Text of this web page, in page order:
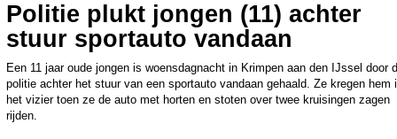
Japans bedrijf wil in jouw plaats
ontslag nemen»
Politie plukt jongen (11) achter
stuur sportauto vandaan
Een 11 jaar oude jongen is woensdagnacht in Krimpen aan den IJssel door
politie achter het stuur van een sportauto vandaan gehaald. Ze kregen hem
het vizier toen ze de auto met horten en stoten over twee kruisingen zagen
rijden.